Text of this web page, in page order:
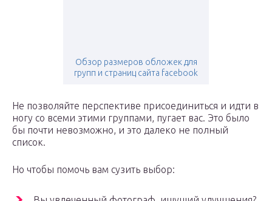
Обзор размеров обложек для
групп и страниц сайта facebook
Не позволяйте перспективе присоединиться и идти в
ногу со всеми этими группами, пугает вас. Это было
бы почти невозможно, и это далеко не полный
список.
Но чтобы помочь вам сузить выбор: